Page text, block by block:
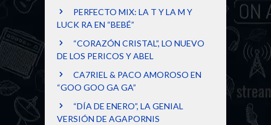
PERFECTO MIX: LA T Y LA M Y
LUCK RA EN “BEBÉ”
“CORAZÓN CRISTAL”, LO NUEVO
DE LOS PERICOS Y ABEL
CA7RIEL & PACO AMOROSO EN
“GOO GOO GA GA”
“DÍA DE ENERO”, LA GENIAL
VERSIÓN DE AGAPORNIS